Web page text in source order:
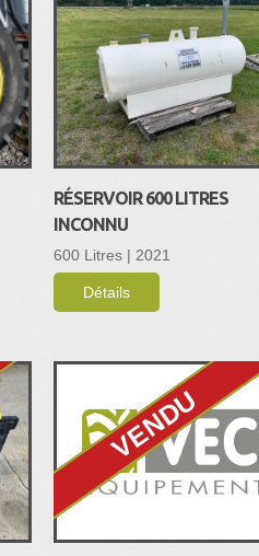
RÉSERVOIR 600 LITRES
INCONNU
600 Litres | 2021
Détails
VENDU